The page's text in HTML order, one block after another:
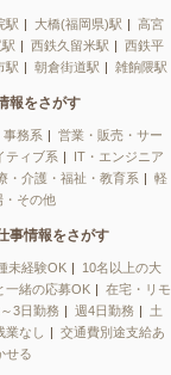
駅 大橋(福岡県)駅
高宮
西鉄久留米駅
西鉄平
駅 朝倉街道駅 雑餉隈駅
報をさがす
事務系
営業・販売・サー
ティブ系
IT・エンジニア
・介護・福祉・教育系
軽
・その他
事情報をさがす
未経験OK
10名以上の大
一緒の応募OK
在宅・リモ
3日勤務 週4日勤務
土
業なし
交通費別途支給あ
せる